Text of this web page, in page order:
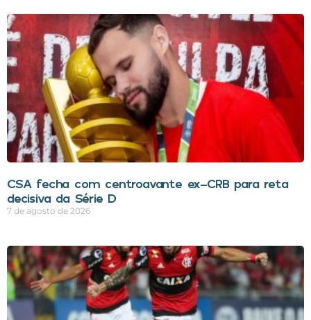
CSA fecha com centroavante ex-CRB para reta
decisiva da Série D
7 de agosto de 2026